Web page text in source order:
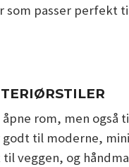
passer perfekt
rom, men
til moderne,
veggen, og